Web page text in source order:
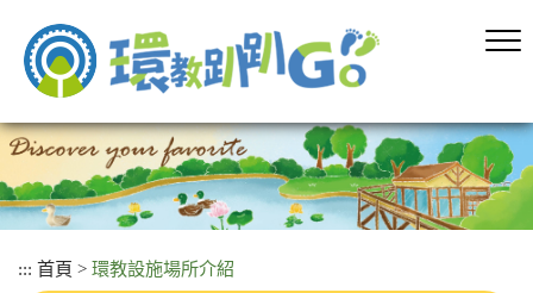
容
塊
::: 首頁 > 環教設施場所介紹